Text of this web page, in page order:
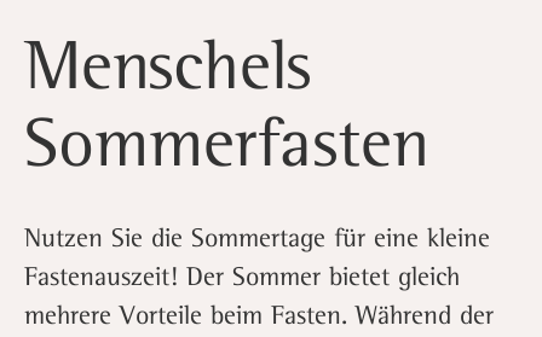
Menschels
Sommerfasten
Nutzen Sie die Sommertage für eine kleine
Fastenauszeit! Der Sommer bietet gleich
mehrere Vorteile beim Fasten. Während der